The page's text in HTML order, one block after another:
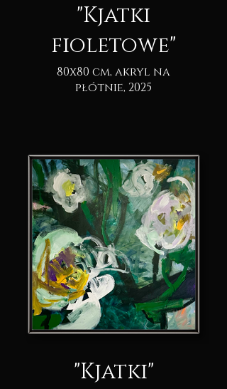
"Kjatki
fioletowe"
80x80 cm, akryl na
płótnie, 2025
"Kjatki"